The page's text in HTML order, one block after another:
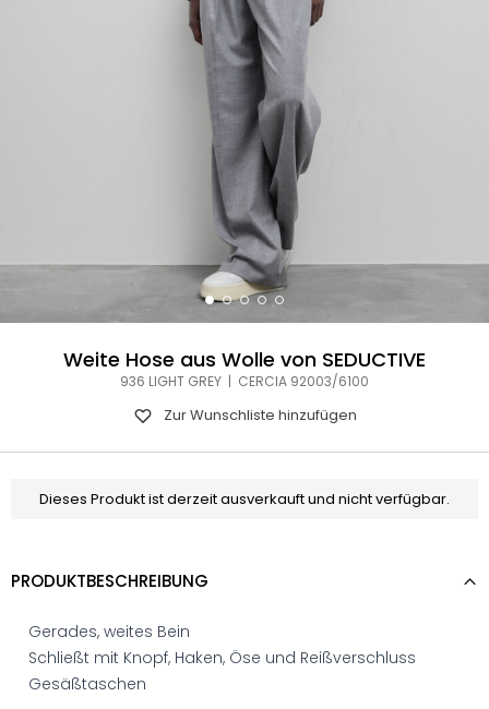
Weite Hose aus Wolle von SEDUCTIVE
936 LIGHT GREY | CERCIA 92003/6100
Zur Wunschliste hinzufügen
Dieses Produkt ist derzeit ausverkauft und nicht verfügbar.
PRODUKTBESCHREIBUNG
Gerades, weites Bein
Schließt mit Knopf, Haken, Öse und Reißverschluss
Gesäßtaschen